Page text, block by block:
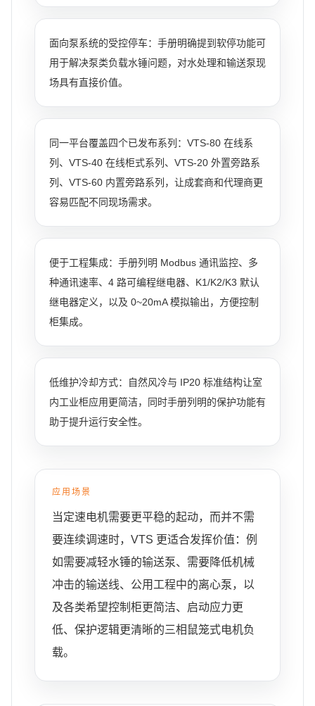
面向泵系统的受控停车：手册明确提到软停功能可
用于解决泵类负载水锤问题，对水处理和输送泵现
场具有直接价值。
同一平台覆盖四个已发布系列：VTS-80 在线系
列、VTS-40 在线柜式系列、VTS-20 外置旁路系
列、VTS-60 内置旁路系列，让成套商和代理商更
容易匹配不同现场需求。
便于工程集成：手册列明 Modbus 通讯监控、多
种通讯速率、4 路可编程继电器、K1/K2/K3 默认
继电器定义，以及 0~20mA 模拟输出，方便控制
柜集成。
低维护冷却方式：自然风冷与 IP20 标准结构让室
内工业柜应用更简洁，同时手册列明的保护功能有
助于提升运行安全性。
应用场景
当定速电机需要更平稳的起动，而并不需
要连续调速时，VTS 更适合发挥价值：例
如需要减轻水锤的输送泵、需要降低机械
冲击的输送线、公用工程中的离心泵，以
及各类希望控制柜更简洁、启动应力更
低、保护逻辑更清晰的三相鼠笼式电机负
载。